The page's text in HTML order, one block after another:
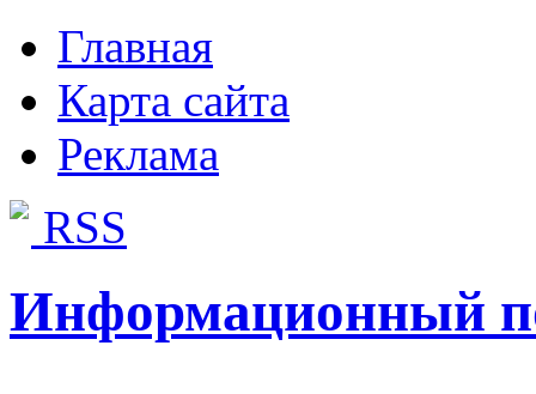
Главная
Карта сайта
Реклама
RSS
Информационный